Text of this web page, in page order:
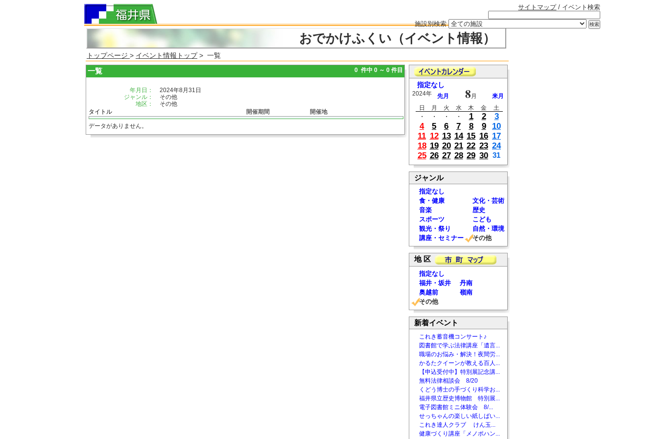
サイトマップ/ イベント検索
施設別検索
おでかけふくい（イベント情報）
トップページ > イベント情報トップ> 一覧
一覧 0 件中 0 ～ 0 件目
年月日：
2024年8月31日
ジャンル：
その他
地区：
その他
タイトル
開催期間 開催地
データがありません。
指定なし
2024年 先月 8 月
来月
日
月 火 水 木 金
土
・
・ ・ ・ 1 2
3
4
5 6 7 8 9
10
11 12 13 14 15 16 17
18 19 20 21 22 23 24
25 26 27 28 29 30 31
ジャンル
指定なし
食・健康
文化・芸術
音楽
歴史
スポーツ
こども
観光・祭り
自然・環境
講座・セミナー
その他
地 区
指定なし
福井・坂井
丹南
奥越前
嶺南
その他
新着イベント
これき蓄音機コンサート♪
図書館で学ぶ法律講座「遺言...
職場のお悩み・解決！夜間労...
かるたクイーンが教える百人...
【申込受付中】特別展記念講...
無料法律相談会 8/20
くどう博士の手づくり科学お...
福井県立歴史博物館 特別展...
電子図書館ミニ体験会 8/...
せっちゃんの楽しい紙しばい...
これき達人クラブ けん玉...
健康づくり講座「メノポハン...